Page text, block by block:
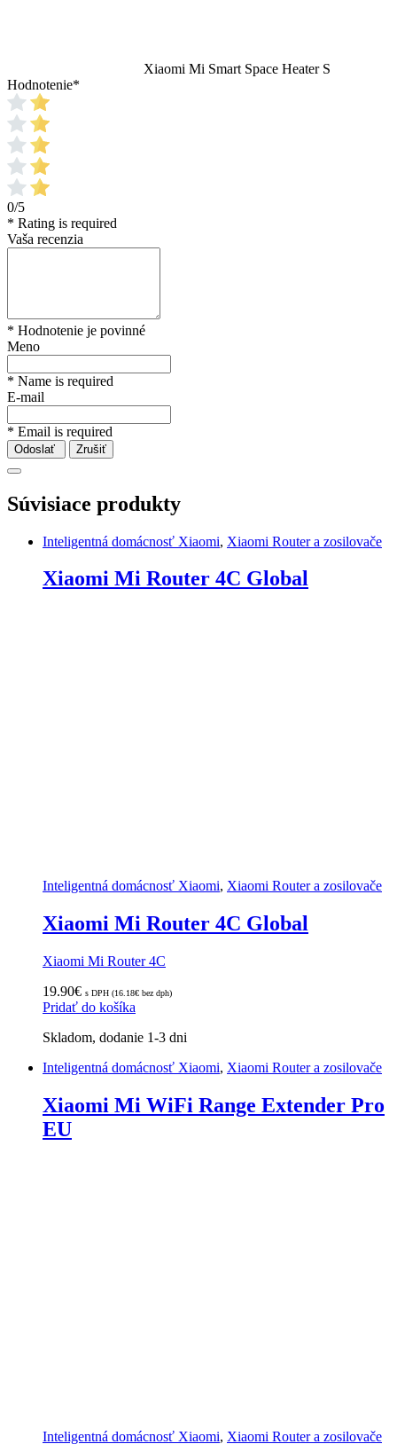
Xiaomi Mi Smart Space Heater S
Hodnotenie*
0/5
* Rating is required
Vaša recenzia
* Hodnotenie je povinné
Meno
* Name is required
E-mail
* Email is required
Odoslať Zrušiť
Súvisiace produkty
Inteligentná domácnosť Xiaomi, Xiaomi Router a zosilovače
Xiaomi Mi Router 4C Global
Inteligentná domácnosť Xiaomi, Xiaomi Router a zosilovače
Xiaomi Mi Router 4C Global
Xiaomi Mi Router 4C
19.90€ s DPH (16.18€ bez dph)
Pridať do košíka
Skladom, dodanie 1-3 dni
Inteligentná domácnosť Xiaomi, Xiaomi Router a zosilovače
Xiaomi Mi WiFi Range Extender Pro
EU
Inteligentná domácnosť Xiaomi, Xiaomi Router a zosilovače